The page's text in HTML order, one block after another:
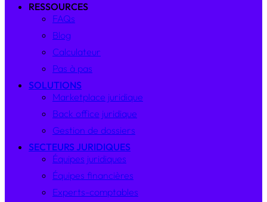
RESSOURCES
FAQs
Blog
Calculateur
Pas à pas
SOLUTIONS
Marketplace juridique
Back office juridique
Gestion de dossiers
SECTEURS JURIDIQUES
Équipes juridiques
Équipes financières
Experts-comptables